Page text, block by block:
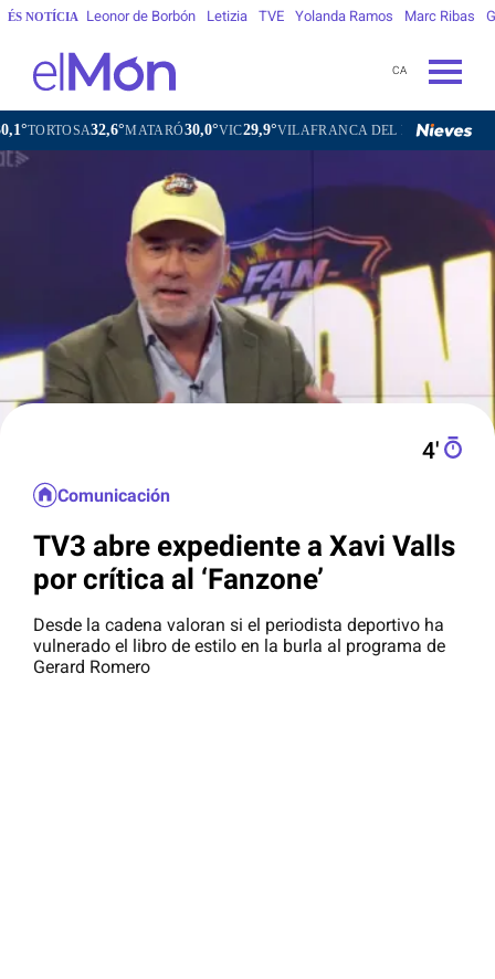
ÉS NOTÍCIA Leonor de Borbón Letizia TVE Yolanda Ramos Marc Ribas
CA
32,6°MATARÓ30,0°VIC29,9°VILAFRANCA DEL PENEDÈS 29,2°
4′
Comunicación
TV3 abre expediente a Xavi Valls
por crítica al ‘Fanzone’
Desde la cadena valoran si el periodista deportivo ha
vulnerado el libro de estilo en la burla al programa de
Gerard Romero